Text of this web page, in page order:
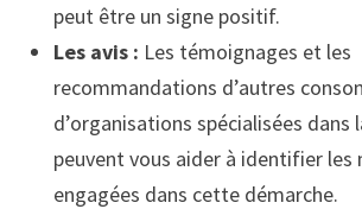
peut être un signe positif.
Les avis : Les témoignages et les
recommandations d’autres
d’organisations spécialisées dans
peuvent vous aider à identifier les
engagées dans cette démarche.